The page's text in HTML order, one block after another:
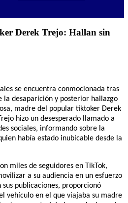
Derek Trejo: Hallan sin
se encuentra conmocionada tras
la desaparición y posterior hallazgo
madre del popular tiktoker Derek
hizo un desesperado llamado a
sociales, informando sobre la
había estado inubicable desde la
miles de seguidores en TikTok,
a su audiencia en un esfuerzo
publicaciones, proporcionó
vehículo en el que viajaba su madre